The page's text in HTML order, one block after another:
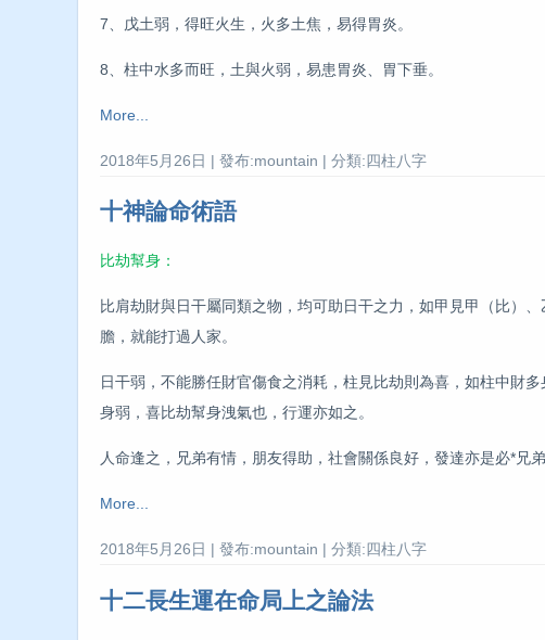
7、戊土弱，得旺火生，火多土焦，易得胃炎。
8、柱中水多而旺，土與火弱，易患胃炎、胃下垂。
More...
2018年5月26日 | 發布:mountain | 分類:四柱八字
十神論命術語
比劫幫身：
比肩劫財與日干屬同類之物，均可助日干之力，如甲見甲（比）
膽，就能打過人家。
日干弱，不能勝任財官傷食之消耗，柱見比劫則為喜，如柱中財
身弱，喜比劫幫身洩氣也，行運亦如之。
人命逢之，兄弟有情，朋友得助，社會關係良好，發達亦是必*兄弟
More...
2018年5月26日 | 發布:mountain | 分類:四柱八字
十二長生運在命局上之論法